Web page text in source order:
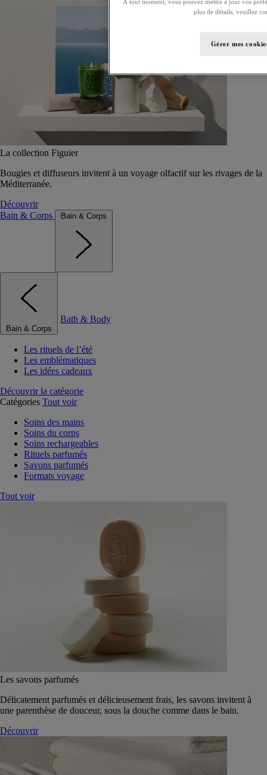
La collection Figuier
Bougies et diffuseurs invitent à un voyage olfactif sur les rivages de la
Méditerranée.
Découvrir
Bain & Corps
Bain & Corps
Bain & Corps
Bath & Body
Les rituels de l’été
Les emblématiques
Les idées cadeaux
Découvrir la catégorie
Catégories Tout voir
Soins des mains
Soins du corps
Soins rechargeables
Rituels parfumés
Savons parfumés
Formats voyage
Tout voir
Les savons parfumés
Délicatement parfumés et délicieusement frais, les savons invitent à
une parenthèse de douceur, sous la douche comme dans le bain.
Découvrir
plus de détails, veuillez
Gérer mes